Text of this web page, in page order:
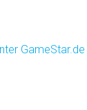
GameStar.de